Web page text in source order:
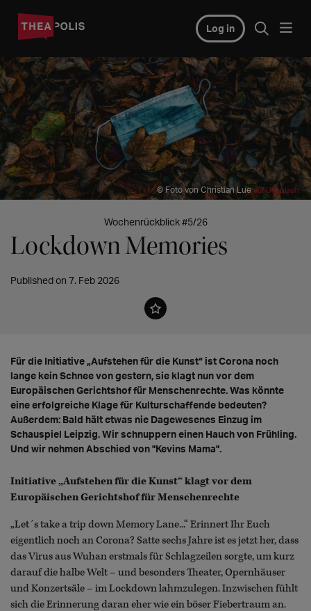
Log in
© Foto von Christian Lueauf Unsplash
Wochenrückblick #5/26
Lockdown Memories
Published on 7. Feb 2026
Für die Initiative „Aufstehen für die Kunst“ ist Corona noch
lange kein Schnee von gestern, sie klagt nun vor dem
Europäischen Gerichtshof für Menschenrechte. Was könnte
eine erfolgreiche Klage für Kulturschaffende bedeuten?
Außerdem: Bald hält etwas nie Dagewesenes Einzug im
Schauspiel Leipzig. Wir schnuppern einen Hauch von Frühling.
Und wir nehmen Abschied von "Kevins Mama".
Initiative „Aufstehen für die Kunst“ klagt vor dem
Europäischen Gerichtshof für Menschenrechte
„Let´s take a trip down Memory Lane...“ Erinnert Ihr Euch
eigentlich noch an Corona? Satte sechs Jahre ist es jetzt her, dass
das Virus aus Wuhan erstmals für Schlagzeilen sorgte, um kurz
darauf die halbe Welt – und besonders Theater, Opernhäuser
und Konzertsäle – im Lockdown lahmzulegen. Inzwischen fühlt
sich die Erinnerung daran eher wie ein böser Fiebertraum an.